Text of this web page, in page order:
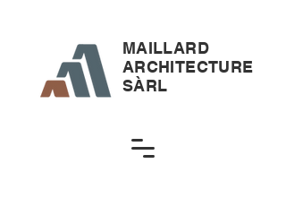
MAILLARD
ARCHITECTURE
SÀRL